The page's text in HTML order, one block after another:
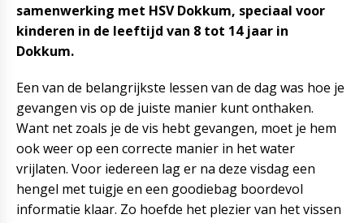
samenwerking met HSV Dokkum, speciaal voor
kinderen in de leeftijd van 8 tot 14 jaar in
Dokkum.
Een van de belangrijkste lessen van de dag was hoe je
gevangen vis op de juiste manier kunt onthaken.
Want net zoals je de vis hebt gevangen, moet je hem
ook weer op een correcte manier in het water
vrijlaten. Voor iedereen lag er na deze visdag een
hengel met tuigje en een goodiebag boordevol
informatie klaar. Zo hoefde het plezier van het vissen